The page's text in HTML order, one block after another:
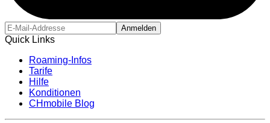
Anmelden
Quick Links
Roaming-Infos
Tarife
Hilfe
Konditionen
CHmobile Blog